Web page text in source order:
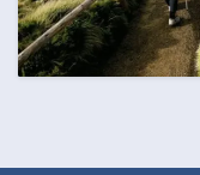
Alle Monate ansehen